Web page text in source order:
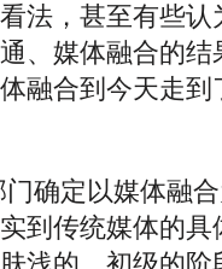
法，甚至有些
、媒体融合的结
融合到今天走到
门确定以媒体融
到传统媒体的